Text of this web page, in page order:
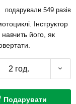
подарували 549 разів
Інструктор
навчить його, як
2 год.
Подарувати